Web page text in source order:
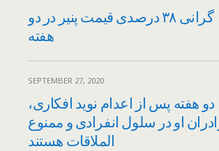
گرانی ۳۸ درصدی قیمت پنیر در دو
هفته
SEPTEMBER 27, 2020
دو هفته پس از اعدام نوید افکاری،
او در سلول انفرادی و ممنوع
الملاقات هستند